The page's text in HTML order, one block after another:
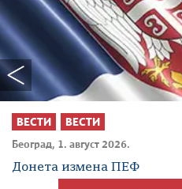
ВЕСТИ ВЕСТИ
Београд, 1. август 2026.
Донета измена ПЕФ